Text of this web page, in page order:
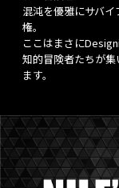
混沌を優雅にサバ
権。
ここはまさに
知的冒険者たちが
ます。